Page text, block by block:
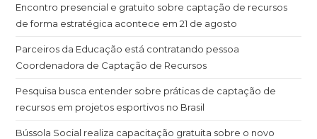
Encontro presencial e gratuito sobre captação de recursos
de forma estratégica acontece em 21 de agosto
Parceiros da Educação está contratando pessoa
Coordenadora de Captação de Recursos
Pesquisa busca entender sobre práticas de captação de
recursos em projetos esportivos no Brasil
Bússola Social realiza capacitação gratuita sobre o novo